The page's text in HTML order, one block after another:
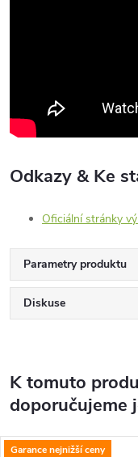
Odkazy & Ke
Oficiální stránky
Parametry produktu
Diskuse
K tomuto
doporučujeme
Garance nejnižší ceny